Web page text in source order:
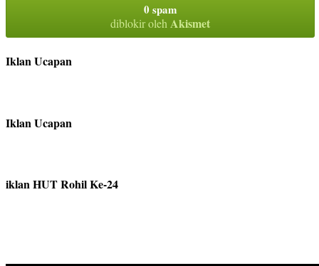
0 spam
diblokir oleh Akismet
Iklan Ucapan
Iklan Ucapan
iklan HUT Rohil Ke-24